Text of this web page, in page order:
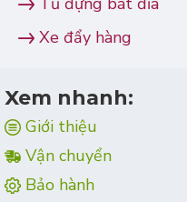
Xe đẩy hàng
Xem nhanh:
Giới thiệu
Vận chuyển
Bảo hành